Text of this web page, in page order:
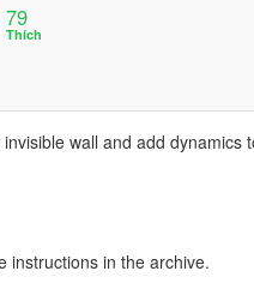
79
Thích
wall and add dynamics
instructions in the archive.